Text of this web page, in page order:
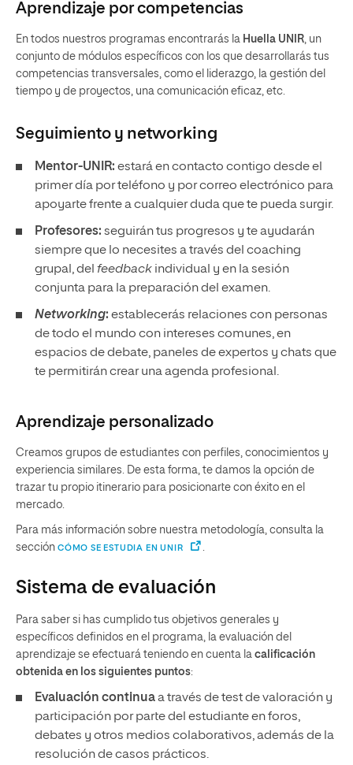
Aprendizaje por competencias
En todos nuestros programas encontrarás la Huella UNIR, un
conjunto de módulos específicos con los que desarrollarás tus
competencias transversales, como el liderazgo, la gestión del
tiempo y de proyectos, una comunicación eficaz, etc.
Seguimiento y networking
Mentor-UNIR: estará en contacto contigo desde el
primer día por teléfono y por correo electrónico para
apoyarte frente a cualquier duda que te pueda surgir.
Profesores: seguirán tus progresos y te ayudarán
siempre que lo necesites a través del coaching
grupal, del feedback individual y en la sesión
conjunta para la preparación del examen.
Networking: establecerás relaciones con personas
de todo el mundo con intereses comunes, en
espacios de debate, paneles de expertos y chats que
te permitirán crear una agenda profesional.
Aprendizaje personalizado
Creamos grupos de estudiantes con perfiles, conocimientos y
experiencia similares. De esta forma, te damos la opción de
trazar tu propio itinerario para posicionarte con éxito en el
mercado.
Para más información sobre nuestra metodología, consulta la
sección CÓMO SE ESTUDIA EN UNIR .
Sistema de evaluación
Para saber si has cumplido tus objetivos generales y
específicos definidos en el programa, la evaluación del
aprendizaje se efectuará teniendo en cuenta la calificación
obtenida en los siguientes puntos:
Evaluación continuaa través de test de valoración y
participación por parte del estudiante en foros,
debates y otros medios colaborativos, además de la
resolución de casos prácticos.